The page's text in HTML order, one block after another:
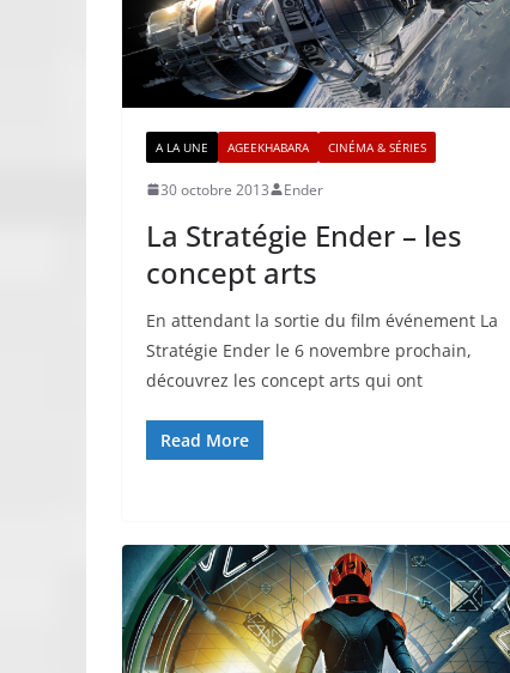
A LA UNE AGEEKHABARA CINÉMA & SÉRIES
30 octobre 2013 Ender
La Stratégie Ender – les
concept arts
En attendant la sortie du film événement La
Stratégie Ender le 6 novembre prochain,
découvrez les concept arts qui ont
Read More